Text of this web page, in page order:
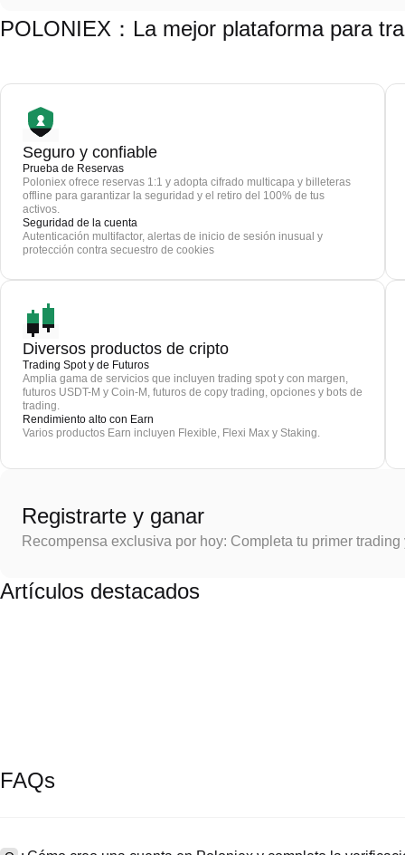
POLONIEX：La mejor plataforma para
Seguro y confiable
Prueba de Reservas
Poloniex ofrece reservas 1:1 y adopta cifrado multicapa y billeteras
offline para garantizar la seguridad y el retiro del 100% de tus
activos.
Seguridad de la cuenta
Autenticación multifactor, alertas de inicio de sesión inusual y
protección contra secuestro de cookies
Diversos productos de cripto
Trading Spot y de Futuros
Amplia gama de servicios que incluyen trading spot y con margen,
futuros USDT-M y Coin-M, futuros de copy trading, opciones y bots de
trading.
Rendimiento alto con Earn
Varios productos Earn incluyen Flexible, Flexi Max y Staking.
Registrarte y ganar
Recompensa exclusiva por hoy: Completa tu primer
Artículos destacados
FAQs